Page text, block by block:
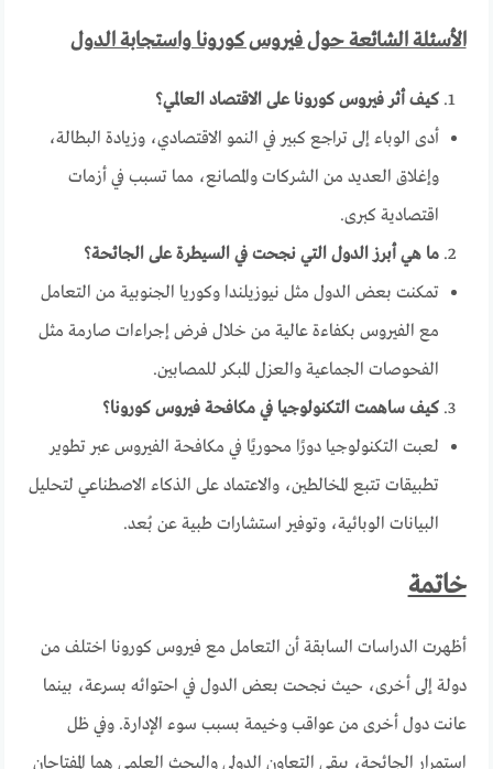
الأسئلة الشائعة حول فيروس كورونا واستجابة الدول
كيف أثر فيروس كورونا على الاقتصاد العالمي؟
أدى الوباء إلى تراجع كبير في النمو الاقتصادي، وزيادة البطالة،
وإغلاق العديد من الشركات والمصانع، مما تسبب في أزمات
اقتصادية كبرى.
ما هي أبرز الدول التي نجحت في السيطرة على الجائحة؟
تمكنت بعض الدول مثل نيوزيلندا وكوريا الجنوبية من التعامل
مع الفيروس بكفاءة عالية من خلال فرض إجراءات صارمة مثل
الفحوصات الجماعية والعزل المبكر للمصابين.
كيف ساهمت التكنولوجيا في مكافحة فيروس كورونا؟
لعبت التكنولوجيا دورًا محوريًا في مكافحة الفيروس عبر تطوير
تطبيقات تتبع المخالطين، والاعتماد على الذكاء الاصطناعي لتحليل
البيانات الوبائية، وتوفير استشارات طبية عن بُعد.
خاتمة
أظهرت الدراسات السابقة أن التعامل مع فيروس كورونا اختلف من
دولة إلى أخرى، حيث نجحت بعض الدول في احتوائه بسرعة، بينما
عانت دول أخرى من عواقب وخيمة بسبب سوء الإدارة. وفي ظل
استمرار الجائحة، يبقى التعاون الدولي والبحث العلمي هما المفتاحان